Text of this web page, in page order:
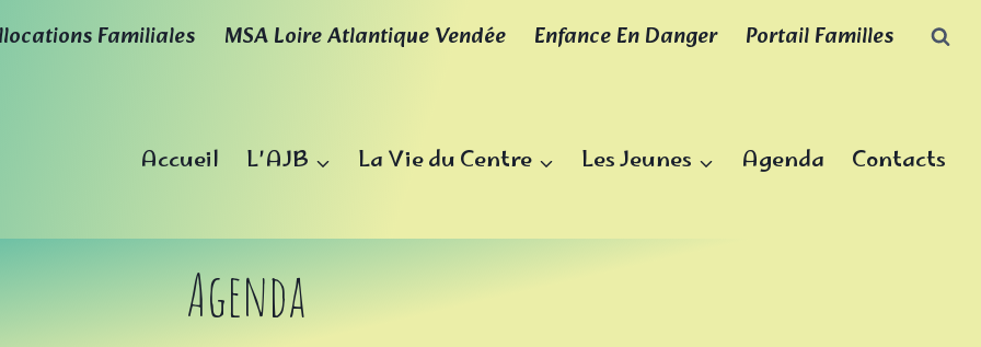
Familiales MSA Loire Atlantique Vendée Enfance En Danger Portail Familles
Accueil L’AJB La Vie du Centre Les Jeunes Agenda Contacts
Agenda